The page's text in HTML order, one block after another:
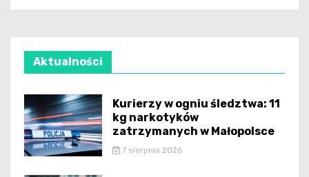
Aktualności
Kurierzy w ogniu śledztwa: 11
kg narkotyków
zatrzymanych w Małopolsce
7 sierpnia 2026